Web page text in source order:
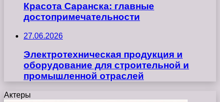
Красота Саранска: главные
достопримечательности
27.06.2026
Электротехническая продукция и
оборудование для строительной и
промышленной отраслей
Актеры